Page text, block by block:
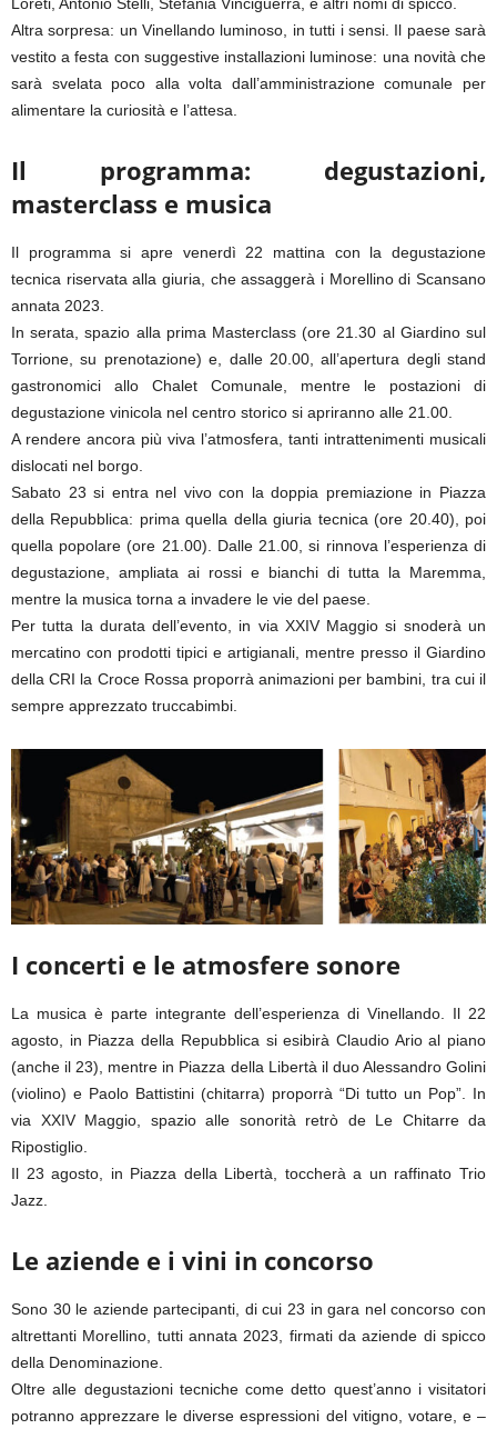
Loreti, Antonio Stelli, Stefania Vinciguerra, e altri nomi di spicco.
Altra sorpresa: un Vinellando luminoso, in tutti i sensi. Il paese sarà
vestito a festa con suggestive installazioni luminose: una novità che
sarà svelata poco alla volta dall’amministrazione comunale per
alimentare la curiosità e l’attesa.
Il programma: degustazioni,
masterclass e musica
Il programma si apre venerdì 22 mattina con la degustazione
tecnica riservata alla giuria, che assaggerà i Morellino di Scansano
annata 2023.
In serata, spazio alla prima Masterclass (ore 21.30 al Giardino sul
Torrione, su prenotazione) e, dalle 20.00, all’apertura degli stand
gastronomici allo Chalet Comunale, mentre le postazioni di
degustazione vinicola nel centro storico si apriranno alle 21.00.
A rendere ancora più viva l’atmosfera, tanti intrattenimenti musicali
dislocati nel borgo.
Sabato 23 si entra nel vivo con la doppia premiazione in Piazza
della Repubblica: prima quella della giuria tecnica (ore 20.40), poi
quella popolare (ore 21.00). Dalle 21.00, si rinnova l’esperienza di
degustazione, ampliata ai rossi e bianchi di tutta la Maremma,
mentre la musica torna a invadere le vie del paese.
Per tutta la durata dell’evento, in via XXIV Maggio si snoderà un
mercatino con prodotti tipici e artigianali, mentre presso il Giardino
della CRI la Croce Rossa proporrà animazioni per bambini, tra cui il
sempre apprezzato truccabimbi.
I concerti e le atmosfere sonore
La musica è parte integrante dell’esperienza di Vinellando. Il 22
agosto, in Piazza della Repubblica si esibirà Claudio Ario al piano
(anche il 23), mentre in Piazza della Libertà il duo Alessandro Golini
(violino) e Paolo Battistini (chitarra) proporrà “Di tutto un Pop”. In
via XXIV Maggio, spazio alle sonorità retrò de Le Chitarre da
Ripostiglio.
Il 23 agosto, in Piazza della Libertà, toccherà a un raffinato Trio
Jazz.
Le aziende e i vini in concorso
Sono 30 le aziende partecipanti, di cui 23 in gara nel concorso con
altrettanti Morellino, tutti annata 2023, firmati da aziende di spicco
della Denominazione.
Oltre alle degustazioni tecniche come detto quest’anno i visitatori
potranno apprezzare le diverse espressioni del vitigno, votare, e –